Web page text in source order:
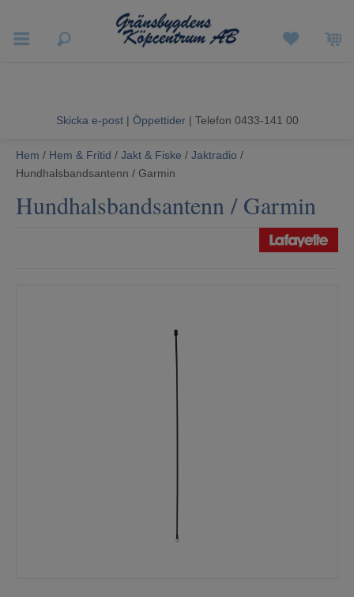
Sommarrea
Vitvaror
Skicka e-post | Öppettider| Telefon 0433-141 00
Hem / Hem & Fritid / Jakt & Fiske / Jaktradio /
Hundhalsbandsantenn / Garmin
Hundhalsbandsantenn / Garmin